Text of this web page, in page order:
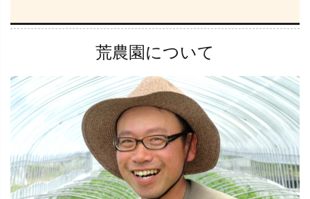
荒農園について